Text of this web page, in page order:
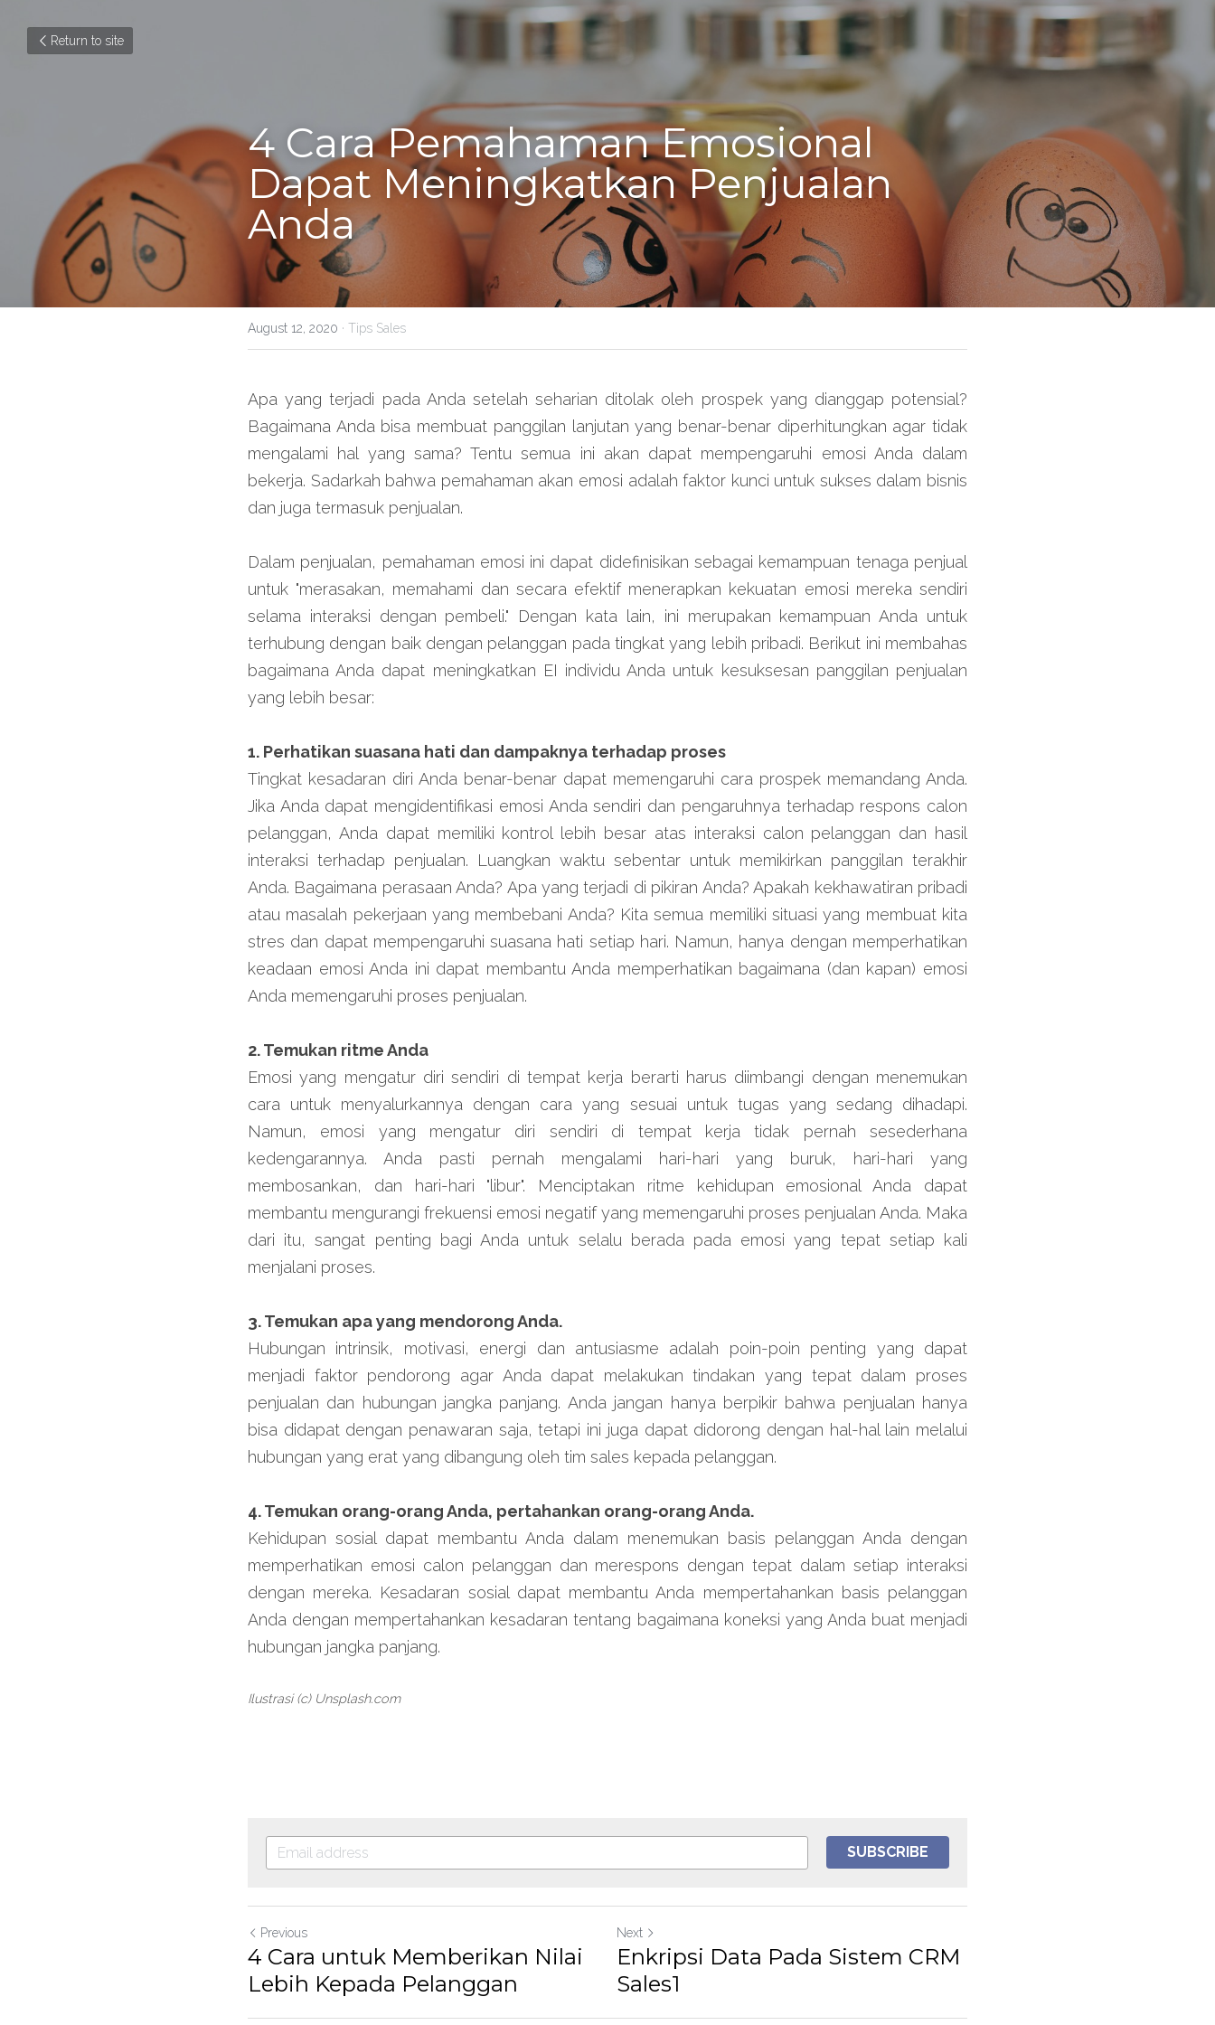
Return to site
4 Cara Pemahaman Emosional
Dapat Meningkatkan Penjualan
Anda
August 12, 2020 · Tips Sales
Apa yang terjadi pada Anda setelah seharian ditolak oleh prospek yang dianggap potensial?
Bagaimana Anda bisa membuat panggilan lanjutan yang benar-benar diperhitungkan agar tidak
mengalami hal yang sama? Tentu semua ini akan dapat mempengaruhi emosi Anda dalam
bekerja. Sadarkah bahwa pemahaman akan emosi adalah faktor kunci untuk sukses dalam bisnis
dan juga termasuk penjualan.
Dalam penjualan, pemahaman emosi ini dapat didefinisikan sebagai kemampuan tenaga penjual
untuk "merasakan, memahami dan secara efektif menerapkan kekuatan emosi mereka sendiri
selama interaksi dengan pembeli." Dengan kata lain, ini merupakan kemampuan Anda untuk
terhubung dengan baik dengan pelanggan pada tingkat yang lebih pribadi. Berikut ini membahas
bagaimana Anda dapat meningkatkan EI individu Anda untuk kesuksesan panggilan penjualan
yang lebih besar:
1. Perhatikan suasana hati dan dampaknya terhadap proses
Tingkat kesadaran diri Anda benar-benar dapat memengaruhi cara prospek memandang Anda.
Jika Anda dapat mengidentifikasi emosi Anda sendiri dan pengaruhnya terhadap respons calon
pelanggan, Anda dapat memiliki kontrol lebih besar atas interaksi calon pelanggan dan hasil
interaksi terhadap penjualan. Luangkan waktu sebentar untuk memikirkan panggilan terakhir
Anda. Bagaimana perasaan Anda? Apa yang terjadi di pikiran Anda? Apakah kekhawatiran pribadi
atau masalah pekerjaan yang membebani Anda? Kita semua memiliki situasi yang membuat kita
stres dan dapat mempengaruhi suasana hati setiap hari. Namun, hanya dengan memperhatikan
keadaan emosi Anda ini dapat membantu Anda memperhatikan bagaimana (dan kapan) emosi
Anda memengaruhi proses penjualan.
2. Temukan ritme Anda
Emosi yang mengatur diri sendiri di tempat kerja berarti harus diimbangi dengan menemukan
cara untuk menyalurkannya dengan cara yang sesuai untuk tugas yang sedang dihadapi.
Namun, emosi yang mengatur diri sendiri di tempat kerja tidak pernah sesederhana
kedengarannya. Anda pasti pernah mengalami hari-hari yang buruk, hari-hari yang
membosankan, dan hari-hari "libur". Menciptakan ritme kehidupan emosional Anda dapat
membantu mengurangi frekuensi emosi negatif yang memengaruhi proses penjualan Anda. Maka
dari itu, sangat penting bagi Anda untuk selalu berada pada emosi yang tepat setiap kali
menjalani proses.
3. Temukan apa yang mendorong Anda.
Hubungan intrinsik, motivasi, energi dan antusiasme adalah poin-poin penting yang dapat
menjadi faktor pendorong agar Anda dapat melakukan tindakan yang tepat dalam proses
penjualan dan hubungan jangka panjang. Anda jangan hanya berpikir bahwa penjualan hanya
bisa didapat dengan penawaran saja, tetapi ini juga dapat didorong dengan hal-hal lain melalui
hubungan yang erat yang dibangung oleh tim sales kepada pelanggan.
4. Temukan orang-orang Anda, pertahankan orang-orang Anda.
Kehidupan sosial dapat membantu Anda dalam menemukan basis pelanggan Anda dengan
memperhatikan emosi calon pelanggan dan merespons dengan tepat dalam setiap interaksi
dengan mereka. Kesadaran sosial dapat membantu Anda mempertahankan basis pelanggan
Anda dengan mempertahankan kesadaran tentang bagaimana koneksi yang Anda buat menjadi
hubungan jangka panjang.
Ilustrasi (c) Unsplash.com
SUBSCRIBE
Previous
4 Cara untuk Memberikan Nilai
Lebih Kepada Pelanggan
Next
Enkripsi Data Pada Sistem CRM
Sales1